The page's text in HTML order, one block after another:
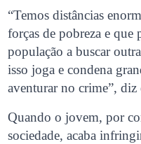
“Temos distâncias
forças de pobreza e que
população a buscar
isso joga e condena
aventurar no crime”, diz
Quando o jovem, por
sociedade, acaba